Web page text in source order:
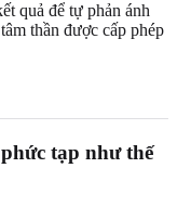
quả để tự phản ánh
thần được cấp phép
tạp như thế